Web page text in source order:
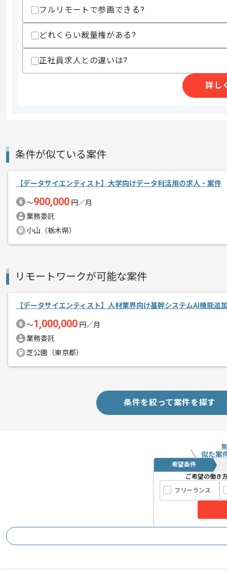
募集人数
作業開始日
2026/06/09
データアナリストとしての実務経験を
フルリモートで参画できる?
どれくらい裁量権がある?
正社員求人との違いは?
詳し
条件が似ている案件
【データサイエンティスト】大学向けデータ利活用の求人・案件
〜900,000 円／月
業務委託
小山（栃木県）
リモートワークが可能な案件
【データサイエンティスト】人材業界向け基幹システムAI機能追
〜1,000,000 円／月
業務委託
芝公園（東京都）
条件を絞って案件を探す
似た案
希望条件
ご希望の働き
フリーランス